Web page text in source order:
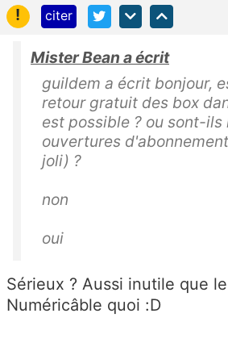
!
citer
Mister Bean a écrit
guildem a écrit bonjour,
retour gratuit des box
est possible ? ou sont-ils
ouvertures
joli) ?
non
oui
Sérieux ? Aussi inutile que
Numéricâble quoi :D